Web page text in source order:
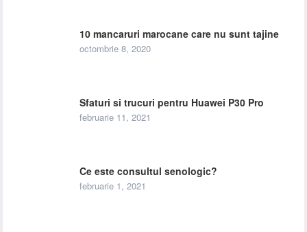
10 mancaruri marocane care nu sunt tajine
octombrie 8, 2020
Sfaturi si trucuri pentru Huawei P30 Pro
februarie 11, 2021
Ce este consultul senologic?
februarie 1, 2021